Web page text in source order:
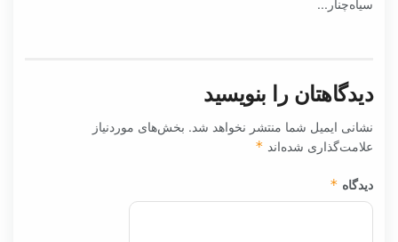
دیدگاهتان را بنویسید
نشانی ایمیل شما منتشر نخواهد شد. بخش‌های موردنیاز
علامت‌گذاری شده‌اند *
دیدگاه *